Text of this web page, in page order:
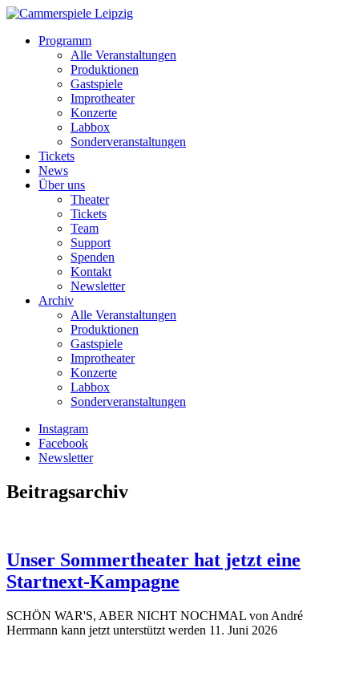
Programm
Alle Veranstaltungen
Produktionen
Gastspiele
Improtheater
Konzerte
Labbox
Sonderveranstaltungen
Tickets
News
Über uns
Theater
Tickets
Team
Support
Spenden
Kontakt
Newsletter
Archiv
Alle Veranstaltungen
Produktionen
Gastspiele
Improtheater
Konzerte
Labbox
Sonderveranstaltungen
Instagram
Facebook
Newsletter
Beitragsarchiv
Unser Sommertheater hat jetzt eine
Startnext-Kampagne
SCHÖN WAR'S, ABER NICHT NOCHMAL von André
Herrmann kann jetzt unterstützt werden 11. Juni 2026